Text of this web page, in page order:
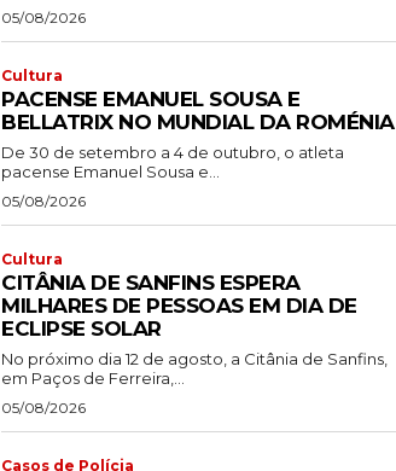
05/08/2026
Cultura
PACENSE EMANUEL SOUSA E
BELLATRIX NO MUNDIAL DA ROMÉNIA
De 30 de setembro a 4 de outubro, o atleta
pacense Emanuel Sousa e...
05/08/2026
Cultura
CITÂNIA DE SANFINS ESPERA
MILHARES DE PESSOAS EM DIA DE
ECLIPSE SOLAR
No próximo dia 12 de agosto, a Citânia de Sanfins,
em Paços de Ferreira,...
05/08/2026
Casos de Polícia